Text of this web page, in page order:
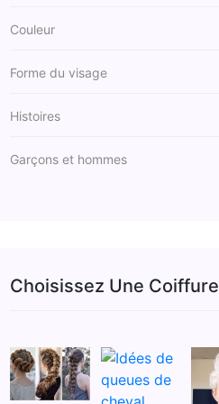
Couleur
Forme du visage
Histoires
Garçons et hommes
Choisissez Une Coiffure